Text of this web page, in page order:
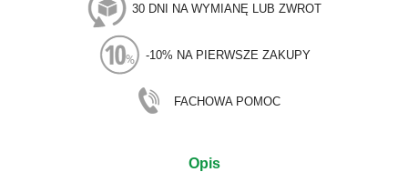
30 DNI NA WYMIANĘ LUB ZWROT
-10% NA PIERWSZE ZAKUPY
FACHOWA POMOC
Opis